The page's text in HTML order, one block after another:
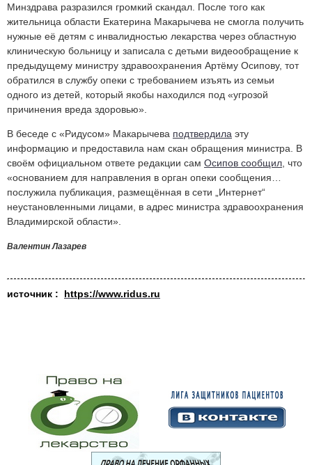
Минздрава разразился громкий скандал. После того как
жительница области Екатерина Макарычева не смогла получить
нужные её детям с инвалидностью лекарства через областную
клиническую больницу и записала с детьми видеообращение к
предыдущему министру здравоохранения Артёму Осипову, тот
обратился в службу опеки с требованием изъять из семьи
одного из детей, который якобы находился под «угрозой
причинения вреда здоровью».
В беседе с «Ридусом» Макарычева подтвердила эту
информацию и предоставила нам скан обращения министра. В
своём официальном ответе редакции сам Осипов сообщил , что
«основанием для направления в орган опеки сообщения…
послужила публикация, размещённая в сети „Интернет“
неустановленными лицами, в адрес министра здравоохранения
Владимирской области».
Валентин Лазарев
источник : https://www.ridus.ru